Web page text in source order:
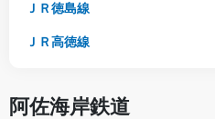
ＪＲ徳島線
ＪＲ高徳線
阿佐海岸鉄道